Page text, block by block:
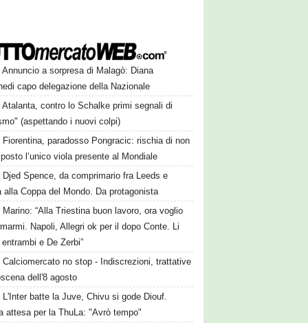
Annuncio a sorpresa di Malagò: Diana
capo delegazione della Nazionale
Atalanta, contro lo Schalke primi segnali di
(aspettando i nuovi colpi)
Fiorentina, paradosso Pongracic: rischia di non
l’unico viola presente al Mondiale
Djed Spence, da comprimario fra Leeds e
alla Coppa del Mondo. Da protagonista
Marino: “Alla Triestina buon lavoro, ora voglio
Napoli, Allegri ok per il dopo Conte. Li
e De Zerbi”
Calciomercato no stop - Indiscrezioni, trattative
dell'8 agosto
L'Inter batte la Juve, Chivu si gode Diouf.
attesa per la ThuLa: "Avrò tempo"